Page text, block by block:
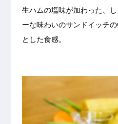
生ハムの塩味が加わった、
ーな味わいのサンドイッチ
とした食感。